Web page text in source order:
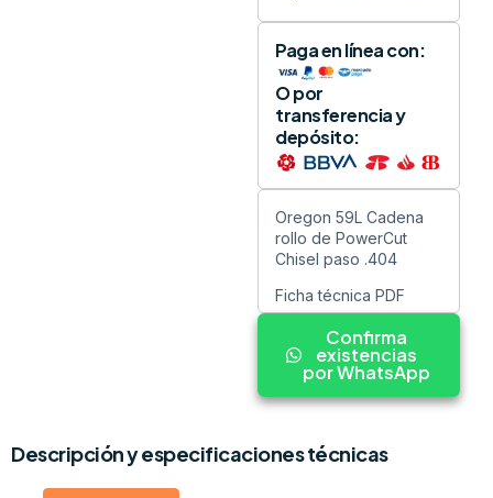
Paga en línea con:
O por
transferencia y
depósito:
Oregon 59L Cadena
rollo de PowerCut
Chisel paso .404
Ficha técnica PDF
Confirma
existencias
por WhatsApp
Descripción y especificaciones técnicas